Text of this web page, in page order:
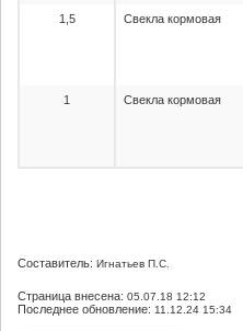
1,5 Свекла кормовая
1 Свекла кормовая
Составитель: Игнатьев П.С.
Страница внесена: 05.07.18 12:12
Последнее обновление: 11.12.24 15:34